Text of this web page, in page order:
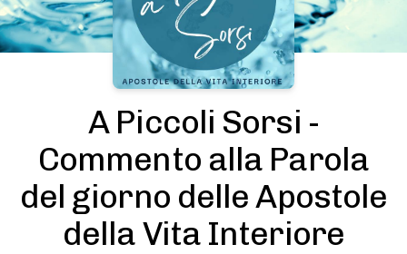
A Piccoli Sorsi -
Commento alla Parola
del giorno delle Apostole
della Vita Interiore